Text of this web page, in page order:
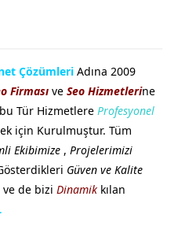
Çözümleri Adına 2009
Firması ve Seo Hizmetlerine
Tür Hizmetlere Profesyonel
için Kurulmuştur. Tüm
Ekibimize , Projelerimizi
Güven ve Kalite
ve de bizi Dinamik kılan